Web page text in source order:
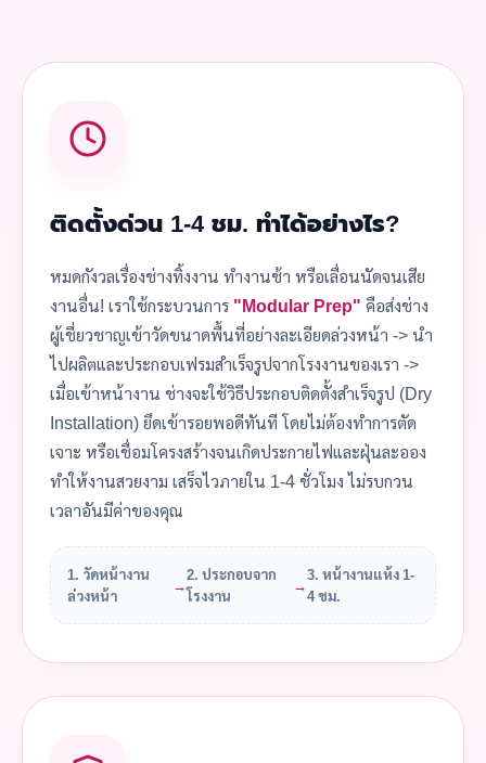
ติดตั้งด่วน 1-4 ชม. ทำได้อย่างไร?
หมดกังวลเรื่องช่างทิ้งงาน ทำงานช้า หรือเลื่อนนัดจนเสีย
งานอื่น! เราใช้กระบวนการ "Modular Prep" คือส่งช่าง
ผู้เชี่ยวชาญเข้าวัดขนาดพื้นที่อย่างละเอียดล่วงหน้า -> นำ
ไปผลิตและประกอบเฟรมสำเร็จรูปจากโรงงานของเรา ->
เมื่อเข้าหน้างาน ช่างจะใช้วิธีประกอบติดตั้งสำเร็จรูป (Dry
Installation) ยึดเข้ารอยพอดีทันที โดยไม่ต้องทำการตัด
เจาะ หรือเชื่อมโครงสร้างจนเกิดประกายไฟและฝุ่นละออง
ทำให้งานสวยงาม เสร็จไวภายใน 1-4 ชั่วโมง ไม่รบกวน
เวลาอันมีค่าของคุณ
1. วัดหน้างาน
ล่วงหน้า
→
2. ประกอบจาก
โรงงาน
→
3. หน้างานแห้ง 1-
4 ชม.